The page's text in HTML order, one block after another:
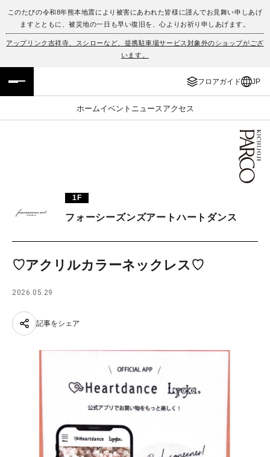
このたびの令和8年熊本地震により被害にあわれた皆様に謹んでお見舞い申しあげ
ますとともに、被災地の一日も早い復旧を、心よりお祈り申しあげます。
アップリンク吉祥寺、スシローなど、提携駐車場サービス対象外のショップがござ
います。
フロアガイド JP
ホームイベント ニュース アクセス
フロアガイド
イベント・ポップアップ
ニュース
PARCOメンバーズ
ENGLISH
簡体字
한국어
1F
フォーシーズンズアートハートダンス
♡アクリルカラーネックレス♡
2026.05.29
記事をシェア